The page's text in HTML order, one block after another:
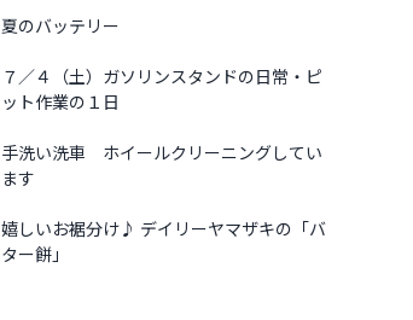
夏のバッテリー
７／４（土）ガソリンスタンドの日常・ピ
ット作業の１日
手洗い洗車 ホイールクリーニングしてい
ます
嬉しいお裾分け♪ デイリーヤマザキの「バ
ター餅」